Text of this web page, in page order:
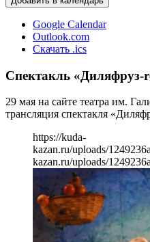
Google Calendar
Outlook.com
Скачать .ics
Спектакль «Диляфруз-
29 мая на сайте театра им.
трансляция спектакля
https://kuda-
kazan.ru/uploads/
kazan.ru/uploads/